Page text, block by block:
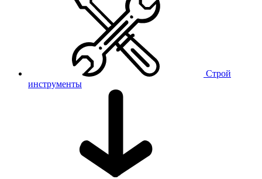
Строй
инструменты